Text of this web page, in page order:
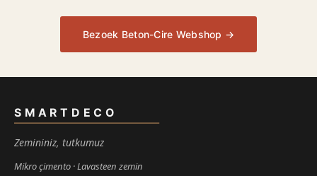
Bezoek Beton-Cire Webshop →
SMARTDECO
Zemininiz, tutkumuz
Mikro çimento Lavasteen zemin